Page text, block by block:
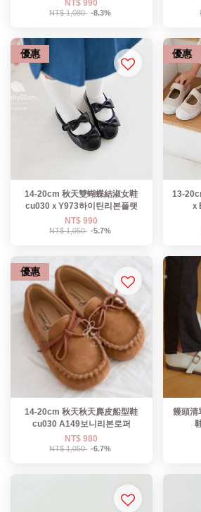
NT$ 990
NT$ 1,080 -8.3%
優惠
14-20cm 秋天雙蝴蝶結淑女鞋
cu030ｘY973하이틴리본플랫
NT$ 990
NT$ 1,050 -5.7%
優惠
13-
優惠
14-20cm 秋天秋天麂皮船型鞋
cu030 A149보니리본로퍼
NT$ 980
NT$ 1,050 -6.7%
饅頭清